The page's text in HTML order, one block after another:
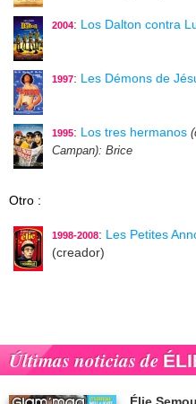
2004: Los Dalton contra
1997: Les Démons de
1995: Los tres hermanos
Campan): Brice
Otro :
1998-2008: Les Petites
(creador)
Últimas noticias de
Élie